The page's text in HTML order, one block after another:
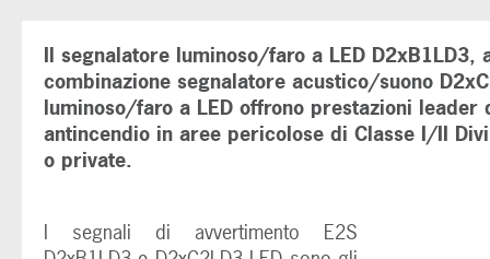
Il segnalatore luminoso/faro a LED
combinazione segnalatore acustico/suono
luminoso/faro a LED offrono prestazioni
antincendio in aree pericolose di Classe I/II
o private.
I segnali di avvertimento E2S